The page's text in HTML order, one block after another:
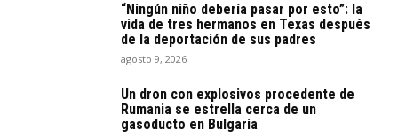
“Ningún niño debería pasar por esto”: la
vida de tres hermanos en Texas después
de la deportación de sus padres
agosto 9, 2026
Un dron con explosivos procedente de
Rumania se estrella cerca de un
gasoducto en Bulgaria